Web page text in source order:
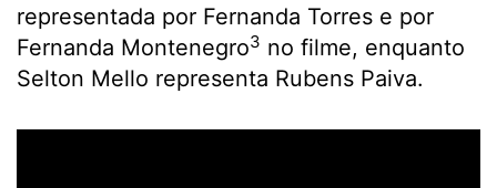
representada por Fernanda Torres e por
Fernanda Montenegro3 no filme, enquanto
Selton Mello representa Rubens Paiva.